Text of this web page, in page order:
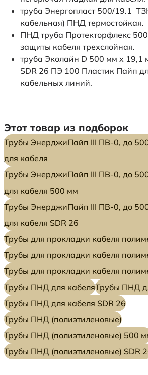
труба Энергопласт 500/19.1
кабельная) ПНД термостойкая.
ПНД труба Протекторфлекс
защиты кабеля трехслойная.
труба Эколайн D 500 мм x 19,1
SDR 26 ПЭ 100 Пластик Пайп
кабельных линий.
Этот товар из подборок
Трубы ЭнерджиПайп III ПВ-0, до
для кабеля
Трубы ЭнерджиПайп III ПВ-0, до
для кабеля 500 мм
Трубы ЭнерджиПайп III ПВ-0, до
для кабеля SDR 26
Трубы для прокладки кабеля
Трубы для прокладки кабеля
Трубы для прокладки кабеля
Трубы ПНД для кабеляТрубы ПНД
Трубы ПНД для кабеля SDR 26
Трубы ПНД (полиэтиленовые)
Трубы ПНД (полиэтиленовые) 500
Трубы ПНД (полиэтиленовые) SDR